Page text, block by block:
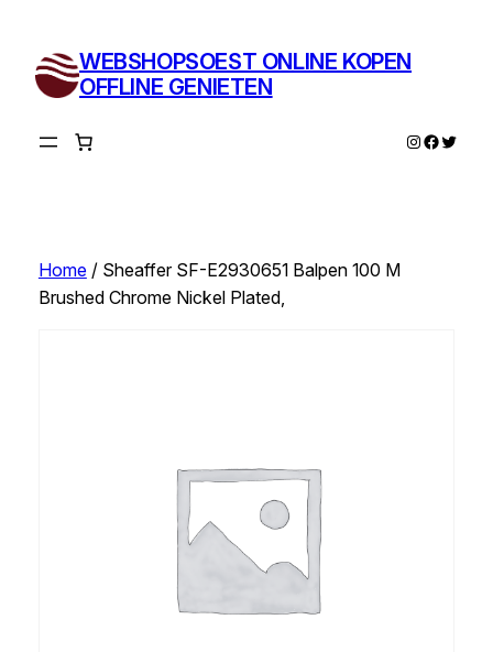
inhoud
WEBSHOPSOEST ONLINE KOPEN
OFFLINE GENIETEN
Instagram
Twitter
Home/ Sheaffer SF-E2930651 Balpen 100 M
Brushed Chrome Nickel Plated,